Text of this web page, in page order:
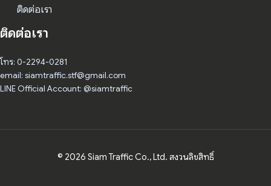
ติดต่อเรา
ติดต่อเรา
โทร: 0-2294-0281
email: siamtraffic.stf@gmail.com
LINE Official Account: @siamtraffic
© 2026 Siam Traffic Co., Ltd. สงวนลิขสิทธิ์